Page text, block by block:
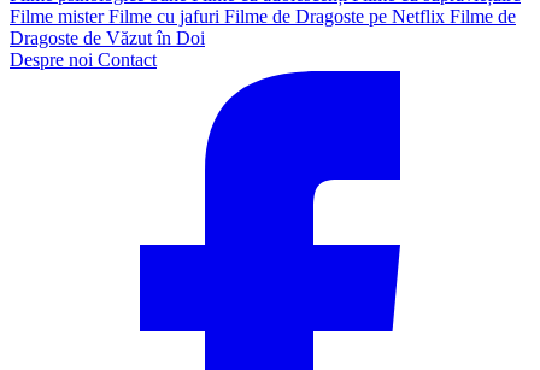
Filme mister Filme cu jafuri Filme de Dragoste pe Netflix Filme de
Dragoste de Văzut în Doi
Despre noi Contact